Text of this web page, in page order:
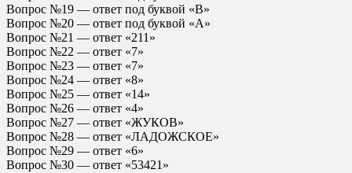
Вопрос №19 — ответ под буквой «В»
Вопрос №20 — ответ под буквой «А»
Вопрос №21 — ответ «211»
Вопрос №22 — ответ «7»
Вопрос №23 — ответ «7»
Вопрос №24 — ответ «8»
Вопрос №25 — ответ «14»
Вопрос №26 — ответ «4»
Вопрос №27 — ответ «ЖУКОВ»
Вопрос №28 — ответ «ЛАДОЖСКОЕ»
Вопрос №29 — ответ «6»
Вопрос №30 — ответ «53421»